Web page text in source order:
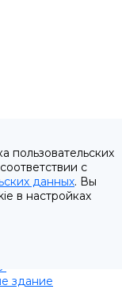
здание
пользовательских
с
данных. Вы
в настройках